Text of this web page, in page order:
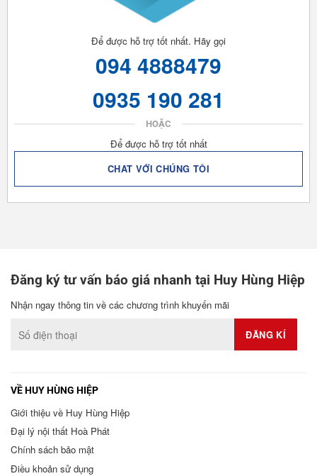
Để được hỗ trợ tốt nhất. Hãy gọi
094 4888479
0935 190 281
HOẶC
Để được hỗ trợ tốt nhất
CHAT VỚI CHÚNG TÔI
Đăng ký tư vấn báo giá nhanh tại Huy Hùng Hiệp
Nhận ngay thông tin về các chương trình khuyến mãi
VỀ HUY HÙNG HIỆP
Giới thiệu về Huy Hùng Hiệp
Đại lý nội thất Hoà Phát
Chính sách bảo mật
Điều khoản sử dụng